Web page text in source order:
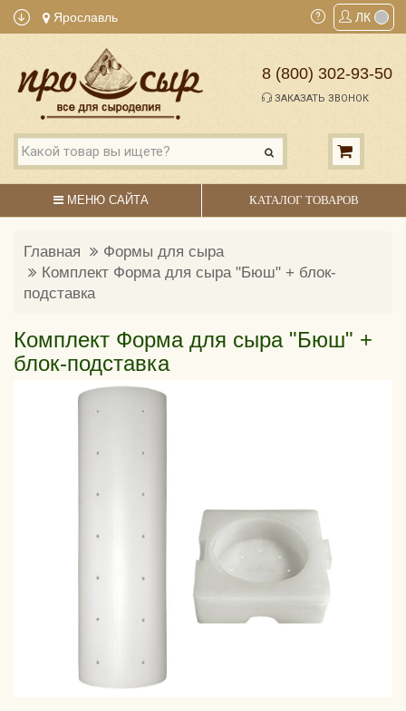
Ярославль ЛК
8 (800) 302-93-50
ЗАКАЗАТЬ ЗВОНОК
МЕНЮ САЙТА КАТАЛОГ ТОВАРОВ
Главная
Формы для сыра
Комплект Форма для сыра "Бюш" + блок-
подставка
Комплект Форма для сыра "Бюш" +
блок-подставка